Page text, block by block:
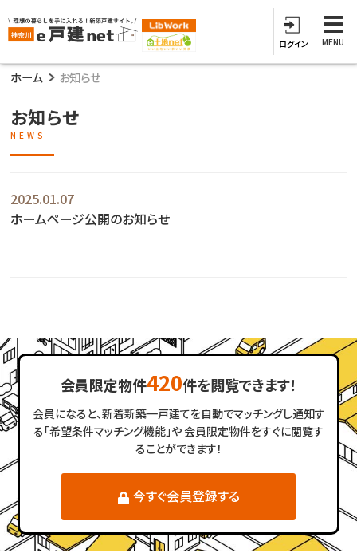
ログイン MENU
ホーム お知らせ
お知らせ
NEWS
2025.01.07
ホームページ公開のお知らせ
会員限定物件420件を閲覧できます！
会員になると、新着新築一戸建てを自動でマッチングし通知す
る「希望条件マッチング機能」や会員限定物件をすぐに閲覧す
ることができます！
今すぐ会員登録する